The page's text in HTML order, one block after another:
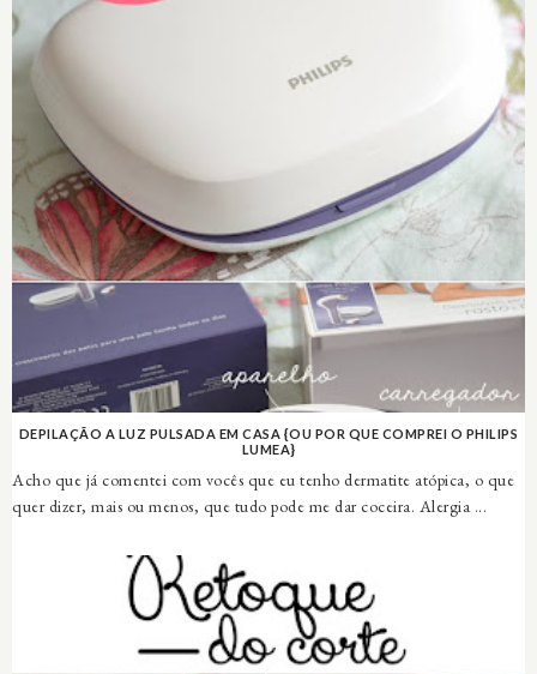
DEPILAÇÃO A LUZ PULSADA EM CASA {OU POR QUE COMPREI O PHILIPS
LUMEA}
Acho que já comentei com vocês que eu tenho dermatite atópica, o que
quer dizer, mais ou menos, que tudo pode me dar coceira. Alergia ...